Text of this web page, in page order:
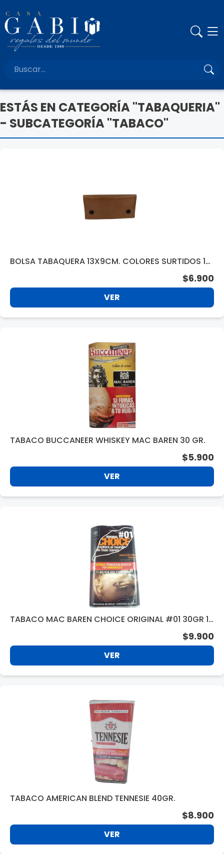
ESTÁS EN CATEGORÍA "TABAQUERIA"
- SUBCATEGORÍA "TABACO"
BOLSA TABAQUERA 13X9CM. COLORES SURTIDOS 19
$6.900
VER
TABACO BUCCANEER WHISKEY MAC BAREN 30 GR.
$5.900
VER
TABACO MAC BAREN CHOICE ORIGINAL #01 30GR 15
$9.900
VER
TABACO AMERICAN BLEND TENNESIE 40GR.
$8.900
VER